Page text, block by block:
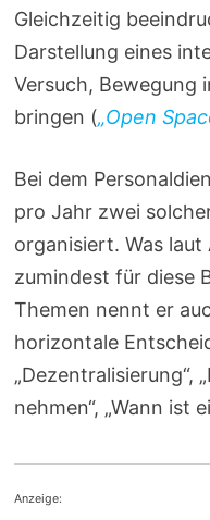
Gleichzeitig
Darstellung eines
Versuch, Bewegung
bringen („Open
Bei dem
pro Jahr zwei
organisiert. Was laut
zumindest für diese
Themen nennt er
horizontale
„Dezentralisierung“,
nehmen“, „Wann ist
Anzeige: